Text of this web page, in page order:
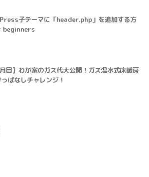
子テーマに「header.php」を追加する方
beginners
月目】わが家のガス代大公開！ガス温水式床暖房
ぱなしチャレンジ！